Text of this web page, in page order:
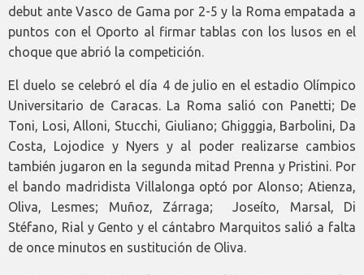
debut ante Vasco de Gama por 2-5 y la Roma empatada a
puntos con el Oporto al firmar tablas con los lusos en el
choque que abrió la competición.
El duelo se celebró el día 4 de julio en el estadio Olímpico
Universitario de Caracas. La Roma salió con Panetti; De
Toni, Losi, Alloni, Stucchi, Giuliano; Ghigggia, Barbolini, Da
Costa, Lojodice y Nyers y al poder realizarse cambios
también jugaron en la segunda mitad Prenna y Pristini. Por
el bando madridista Villalonga optó por Alonso; Atienza,
Oliva, Lesmes; Muñoz, Zárraga; Joseíto, Marsal, Di
Stéfano, Rial y Gento y el cántabro Marquitos salió a falta
de once minutos en sustitución de Oliva.